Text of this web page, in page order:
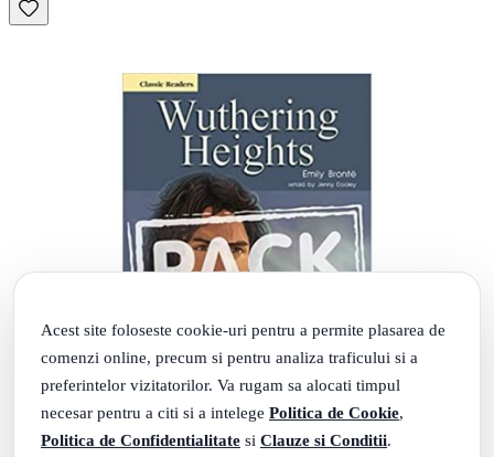
Acest site foloseste cookie-uri pentru a permite plasarea de
comenzi online, precum si pentru analiza traficului si a
preferintelor vizitatorilor. Va rugam sa alocati timpul
necesar pentru a citi si a intelege Politica de Cookie,
Politica de Confidentialitate si Clauze si Conditii.